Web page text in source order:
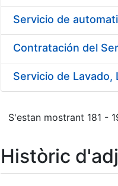
Servicio de
Contratación del
S'estan mostrant 181 -
Històric